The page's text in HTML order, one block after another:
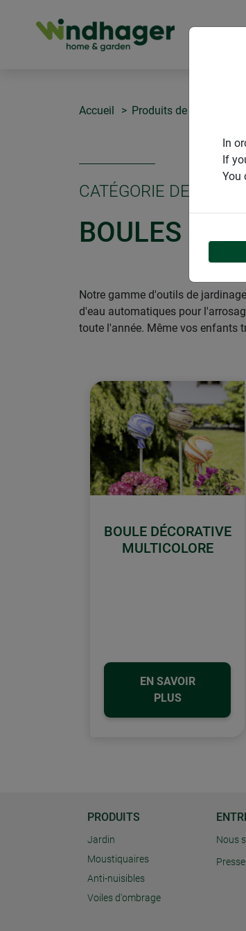
Accueil Produits de Windhager
CATÉGORIE DE
BOULES
Notre gamme d'outils de
d'eau automatiques pour
toute l'année. Même vos enfants
BOULE DÉCORATIVE
MULTICOLORE
EN SAVOIR
PLUS
PRODUITS
Jardin
Moustiquaires
Anti-nuisibles
Voiles d'ombrage
Nous
Presse
In
If
You